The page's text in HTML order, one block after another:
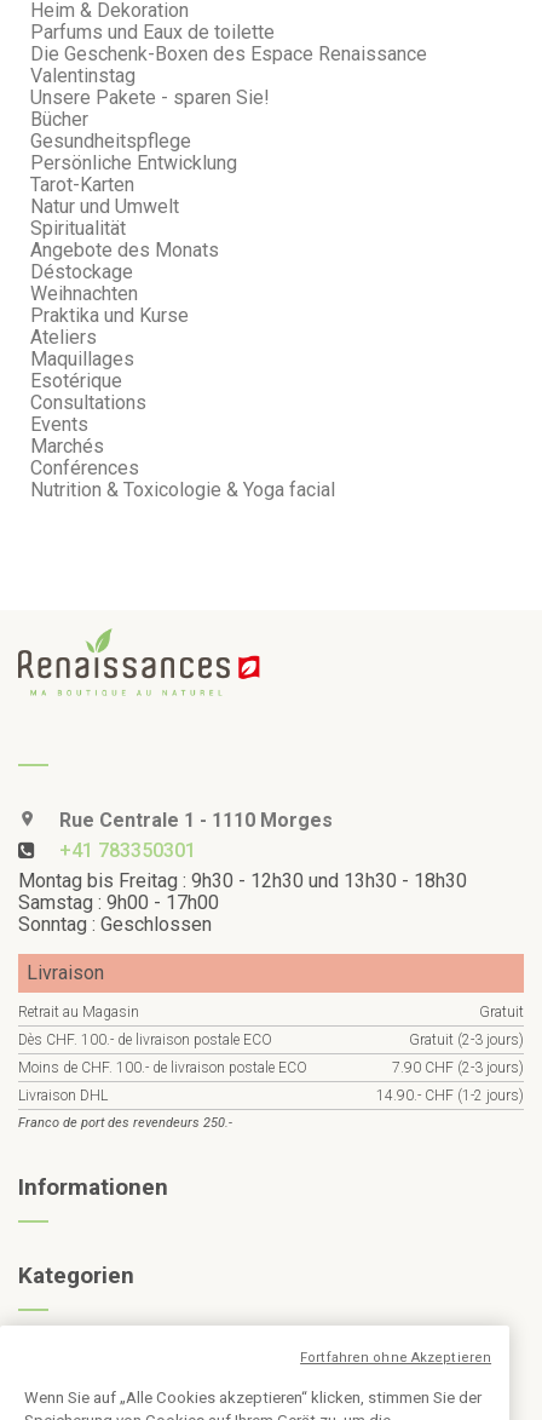
Heim & Dekoration
Parfums und Eaux de toilette
Die Geschenk-Boxen des Espace Renaissance
Valentinstag
Unsere Pakete - sparen Sie!
Bücher
Gesundheitspflege
Persönliche Entwicklung
Tarot-Karten
Natur und Umwelt
Spiritualität
Angebote des Monats
Déstockage
Weihnachten
Praktika und Kurse
Ateliers
Maquillages
Esotérique
Consultations
Events
Marchés
Conférences
Nutrition & Toxicologie & Yoga facial
Rue Centrale 1 - 1110 Morges
+41 783350301
Montag bis Freitag : 9h30 - 12h30 und 13h30 - 18h30
Samstag : 9h00 - 17h00
Sonntag : Geschlossen
Livraison
Retrait au Magasin
Gratuit
Dès CHF. 100.- de livraison postale ECO
Gratuit (2-3 jours)
Moins de CHF. 100.- de livraison postale ECO
7.90 CHF (2-3 jours)
Livraison DHL
14.90.- CHF (1-2 jours)
Franco de port des revendeurs 250.-
Informationen
Kategorien
Abonnieren Sie den Newsletter
Wenn Sie auf „Alle Cookies akzeptieren“ klicken, stimmen Sie der
Fortfahren ohne Akzeptieren